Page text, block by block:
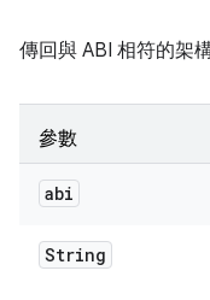
傳回與 ABI 相符的架構
參數
abi
String